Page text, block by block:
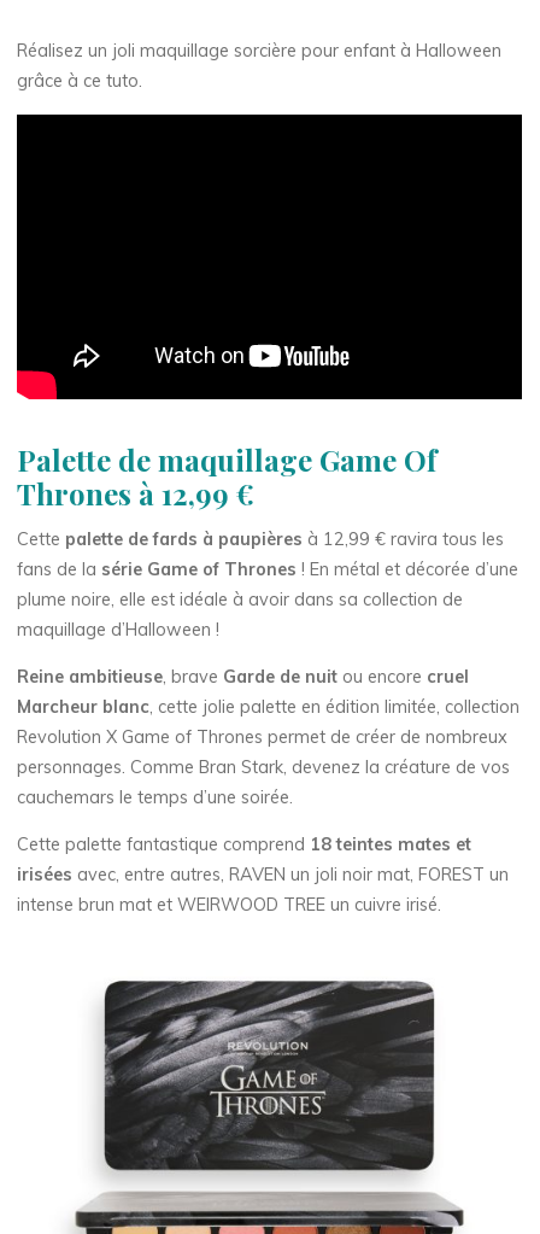
Réalisez un joli maquillage sorcière pour enfant à Halloween
grâce à ce tuto.
Palette de maquillage Game Of
Thrones à 12,99 €
Cette palette de fards à paupières à 12,99 € ravira tous les
fans de la série Game of Thrones ! En métal et décorée d’une
plume noire, elle est idéale à avoir dans sa collection de
maquillage d’Halloween !
Reine ambitieuse, brave Garde de nuit ou encore cruel
Marcheur blanc, cette jolie palette en édition limitée, collection
Revolution X Game of Thrones permet de créer de nombreux
personnages. Comme Bran Stark, devenez la créature de vos
cauchemars le temps d’une soirée.
Cette palette fantastique comprend 18 teintes mates et
irisées avec, entre autres, RAVEN un joli noir mat, FOREST un
intense brun mat et WEIRWOOD TREE un cuivre irisé.